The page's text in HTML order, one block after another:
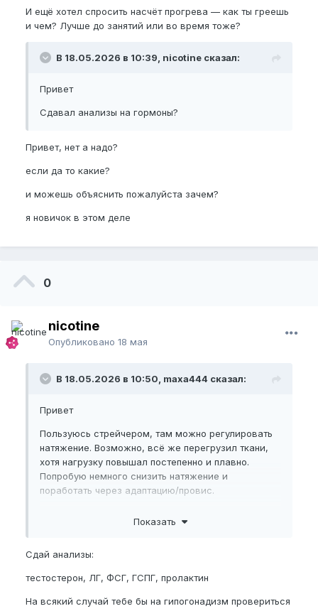
И ещё хотел спросить насчёт прогрева — как ты греешь
и чем? Лучше до занятий или во время тоже?
В 18.05.2026 в 10:39, nicotine сказал:
Привет
Сдавал анализы на гормоны?
Привет, нет а надо?
если да то какие?
и можешь объяснить пожалуйста зачем?
я новичок в этом деле
0
nicotine
Опубликовано 18 мая
В 18.05.2026 в 10:50, maxa444 сказал:
Привет
Пользуюсь стрейчером, там можно регулировать
натяжение. Возможно, всё же перегрузил ткани,
хотя нагрузку повышал постепенно и плавно.
Попробую немного снизить натяжение и
поработать через адаптацию/провис.
убрать его и оставить только стрейчер.
Ты сам сталкивался с таким плато? Помогло
натяжения?
И ещё хотел спросить насчёт прогрева — как ты
Показать
Сдай анализы:
тестостерон, ЛГ, ФСГ, ГСПГ, пролактин
На всякий случай тебе бы на гипогонадизм провериться